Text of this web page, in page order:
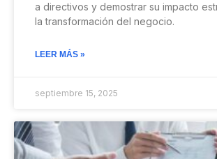
a directivos y demostrar su impacto
la transformación del negocio.
LEER MÁS »
septiembre 15, 2025